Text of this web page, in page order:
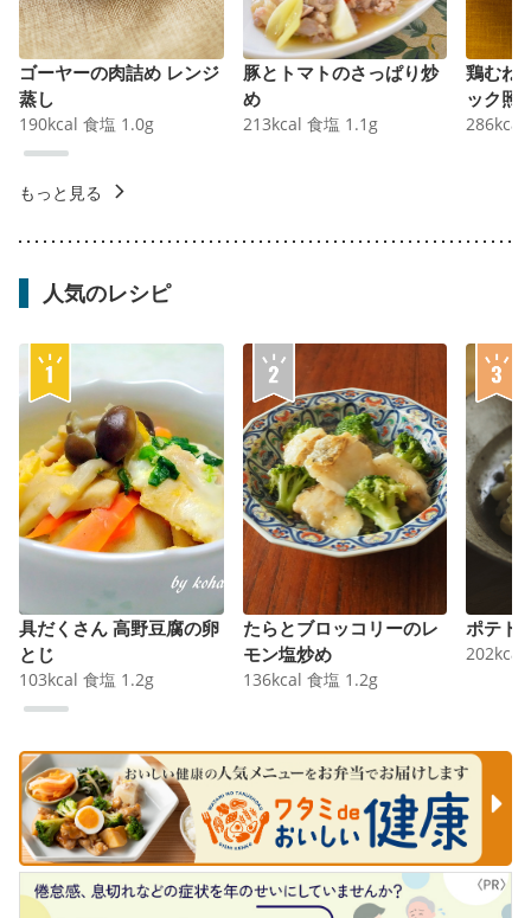
ゴーヤーの肉詰め レンジ
蒸し
190kcal 食塩 1.0g
豚とトマトのさっぱり炒
め
213kcal 食塩 1.1 g
鶏むね
ック照
286kcal
もっと見る
人気のレシピ
具だくさん 高野豆腐の卵
とじ
103kcal 食塩 1.2g
たらとブロッコリーのレ
モン塩炒め
136kcal 食塩 1.2g
ポテト
202kcal